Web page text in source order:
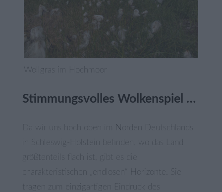
Wollgras im Hochmoor
Stimmungsvolles Wolkenspiel …
Da wir uns hoch oben im Norden Deutschlands
in Schleswig-Holstein befinden, wo das Land
größtenteils flach ist, gibt es die
tragen zum einzigartigen Eindruck des